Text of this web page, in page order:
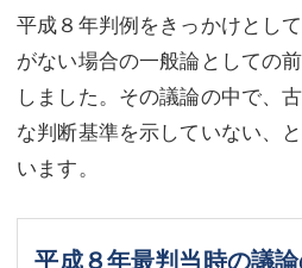
平成８年判例をきっかけとし
がない場合の一般論としての
しました。その議論の中で、
な判断基準を示していない、
います。
平成８年最判当時の議